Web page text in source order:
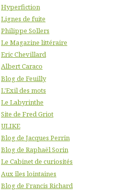
Hyperfiction
Lignes de fuite
Philippe Sollers
Le Magazine littéraire
Eric Chevillard
Albert Caraco
Blog de Feuilly
L'Exil des mots
Le Labyrinthe
Site de Fred Griot
ULIKE
Blog de Jacques Perrin
Blog de Raphaël Sorin
Le Cabinet de curiosités
Aux îles lointaines
Blog de Francis Richard